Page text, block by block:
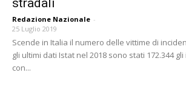
stradali
Redazione Nazionale -
25 Luglio 2019
Scende in Italia il numero delle vittime di
gli ultimi dati Istat nel 2018 sono stati 172.344
con...